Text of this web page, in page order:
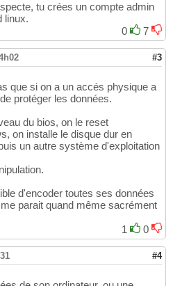
tu crées un compte admin
linux.
0
7
#3
que si on a un accés physique a
protéger les données.
du bios, on le reset
on installe le disque dur en
un autre système d'exploitation
d'encoder toutes ses données
parait quand même sacrément
1
0
#4